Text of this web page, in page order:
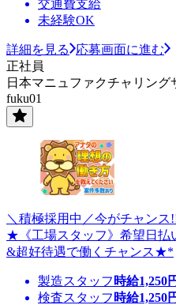
交通費支給
未経験OK
詳細を見る
応募画面に進む
正社員
日本マニュファクチャリング
fuku01
＼積極採用中／今がチャン
★《工場スタッフ》希望日払
&超好待遇で働くチャンス★*
製造スタッフ 時給1,250
検査スタッフ 時給1,250